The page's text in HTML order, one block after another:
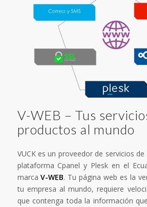
V-WEB – Tus
productos al mundo
VUCK es un proveedor de servicios
plataforma Cpanel y Plesk en el
marcaV-WEB. Tu página web es la
tu empresa al mundo, requiere
que contenga toda la información